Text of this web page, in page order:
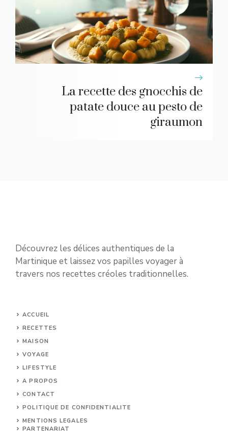
La recette des gnocchis de
patate douce au pesto de
giraumon
Découvrez les délices authentiques de la
Martinique et laissez vos papilles voyager à
travers nos recettes créoles traditionnelles.
ACCUEIL
RECETTES
MAISON
VOYAGE
LIFESTYLE
A PROPOS
CONTACT
POLITIQUE DE CONFIDENTIALITE
MENTIONS LEGALES
PARTENARIAT